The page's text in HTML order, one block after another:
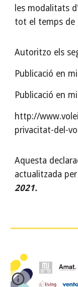
les modalitats
tot el temps de
Autoritzo els
Publicació en
Publicació en
http://
privacitat-del-
Aquesta
actualitzada
2021.